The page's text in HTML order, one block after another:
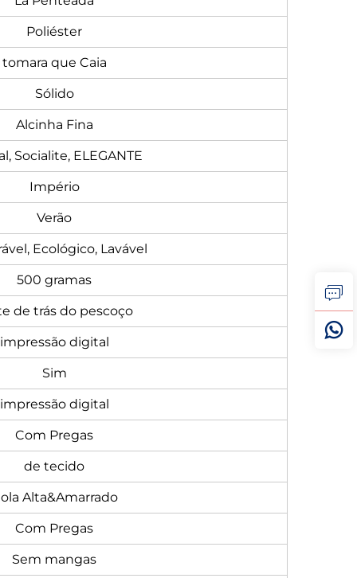
Poliéster
tomara que Caia
Sólido
Alcinha Fina
Socialite, ELEGANTE
Império
Verão
Ecológico, Lavável
500 gramas
de trás do pescoço
impressão digital
Sim
impressão digital
Com Pregas
de tecido
Alta&Amarrado
Com Pregas
Sem mangas